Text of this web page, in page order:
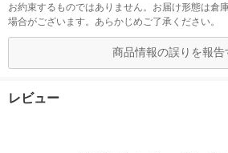
お約束するものではありません。お届け形態は倉
場合がございます。あらかじめご了承ください。
商品情報の誤りを報告
レビュー